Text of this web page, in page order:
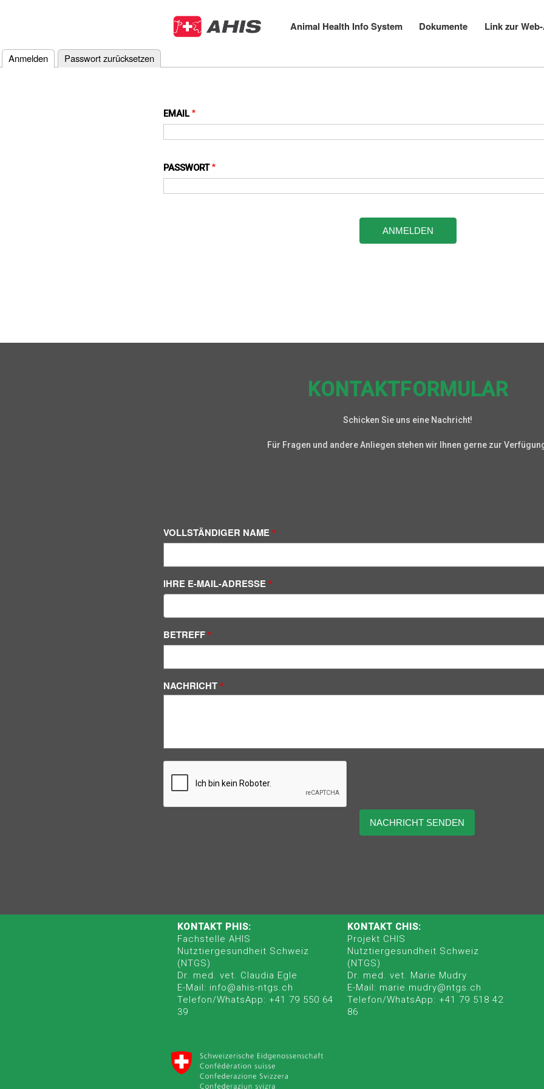
zum
MainAnimal Health Info System Dokumente Link zur
Primary
Anmelden (aktiver Reiter)
Passwort zurücksetzen
EMAIL
PASSWORT
KONTAKTFORMULAR
Schicken Sie uns eine Nachricht!
Für Fragen und andere Anliegen stehen wir Ihnen gerne zur
VOLLSTÄNDIGER NAME
IHRE E-MAIL-ADRESSE
BETREFF
NACHRICHT
KONTAKT PHIS:
Fachstelle AHIS
Nutztiergesundheit Schweiz
(NTGS)
Dr. med. vet. Claudia Egle
E-Mail: info@ahis-ntgs.ch
Telefon/WhatsApp: +41 79 550 64
39
KONTAKT CHIS:
Projekt CHIS
Nutztiergesundheit Schweiz
(NTGS)
Dr. med. vet. Marie Mudry
E-Mail: marie.mudry@ntgs.ch
Telefon/WhatsApp: +41 79 518 42
86